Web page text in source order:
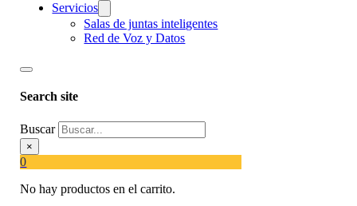
Servicios
Salas de juntas inteligentes
Red de Voz y Datos
Search site
Buscar
×
0
No hay productos en el carrito.